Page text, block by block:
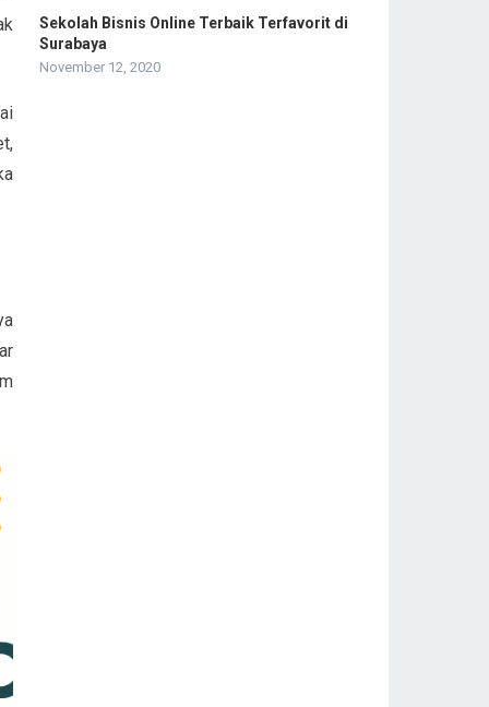
Sekolah Bisnis Online Terbaik Terfavorit di
Surabaya
November 12, 2020